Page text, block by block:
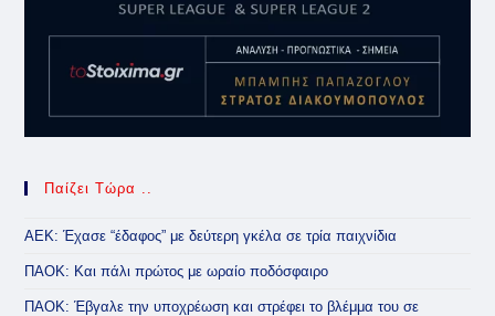
Παίζει Τώρα ..
ΑΕΚ: Έχασε “έδαφος” με δεύτερη γκέλα σε τρία παιχνίδια
ΠΑΟΚ: Και πάλι πρώτος με ωραίο ποδόσφαιρο
ΠΑΟΚ: Έβγαλε την υποχρέωση και στρέφει το βλέμμα του σε